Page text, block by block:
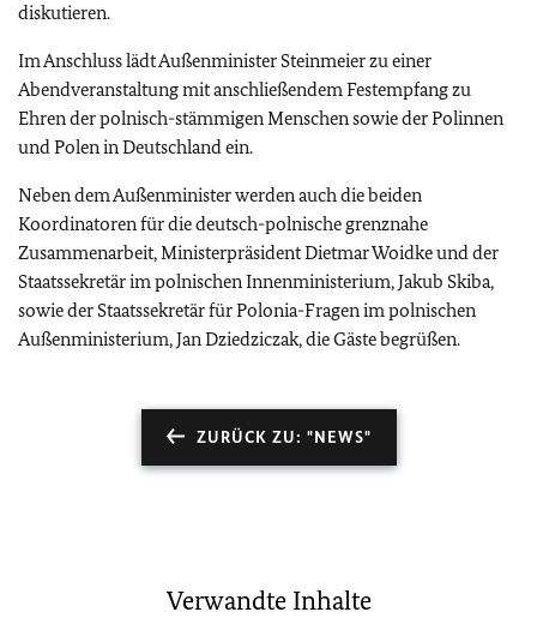
diskutieren.
Im Anschluss lädt Außenminister Steinmeier zu einer
Abendveranstaltung mit anschließendem Festempfang zu
Ehren der polnisch-stämmigen Menschen sowie der Polinnen
und Polen in Deutschland ein.
Neben dem Außenminister werden auch die beiden
Koordinatoren für die deutsch-polnische grenznahe
Zusammenarbeit, Ministerpräsident Dietmar Woidke und der
Staatssekretär im polnischen Innenministerium, Jakub Skiba,
sowie der Staatssekretär für Polonia-Fragen im polnischen
Außenministerium, Jan Dziedziczak, die Gäste begrüßen.
ZURÜCK ZU: "NEWS"
Verwandte Inhalte